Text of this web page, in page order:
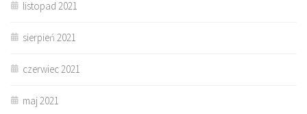
listopad 2021
sierpień 2021
czerwiec 2021
maj 2021